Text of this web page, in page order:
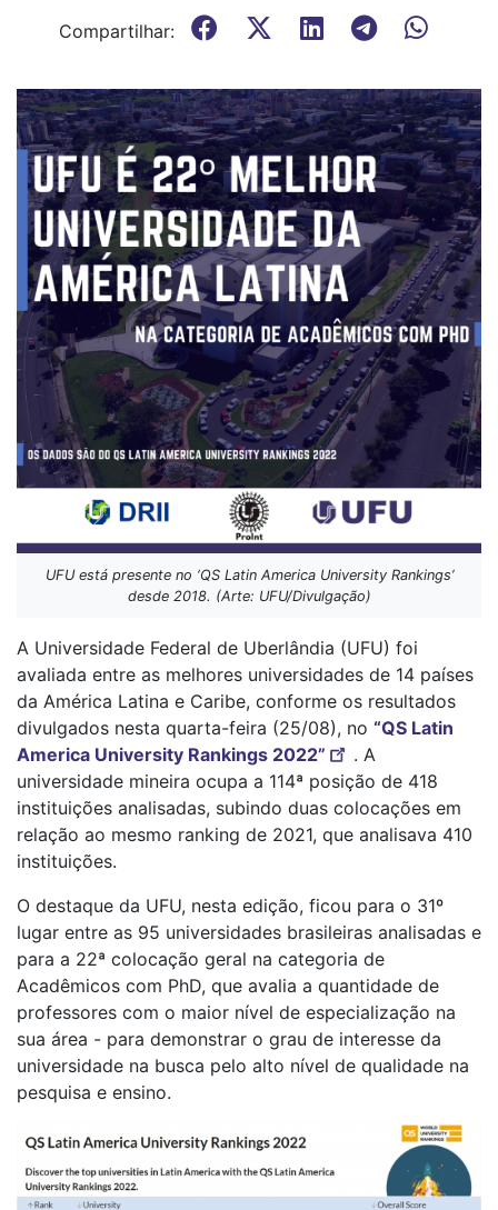
Compartilhar:
UFU está presente no ‘QS Latin America University Rankings’
desde 2018. (Arte: UFU/Divulgação)
A Universidade Federal de Uberlândia (UFU) foi
avaliada entre as melhores universidades de 14 países
da América Latina e Caribe, conforme os resultados
divulgados nesta quarta-feira (25/08), no “QS Latin
America University Rankings 2022”
. A
universidade mineira ocupa a 114ª posição de 418
instituições analisadas, subindo duas colocações em
relação ao mesmo ranking de 2021, que analisava 410
instituições.
O destaque da UFU, nesta edição, ficou para o 31º
lugar entre as 95 universidades brasileiras analisadas e
para a 22ª colocação geral na categoria de
Acadêmicos com PhD, que avalia a quantidade de
professores com o maior nível de especialização na
sua área - para demonstrar o grau de interesse da
universidade na busca pelo alto nível de qualidade na
pesquisa e ensino.